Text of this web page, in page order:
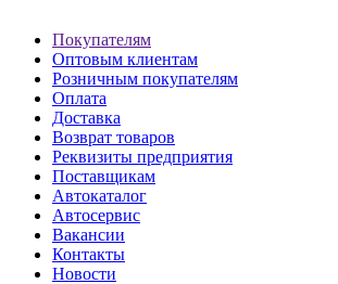
Покупателям
Оптовым клиентам
Розничным покупателям
Оплата
Доставка
Возврат товаров
Реквизиты предприятия
Поставщикам
Автокаталог
Автосервис
Вакансии
Контакты
Новости